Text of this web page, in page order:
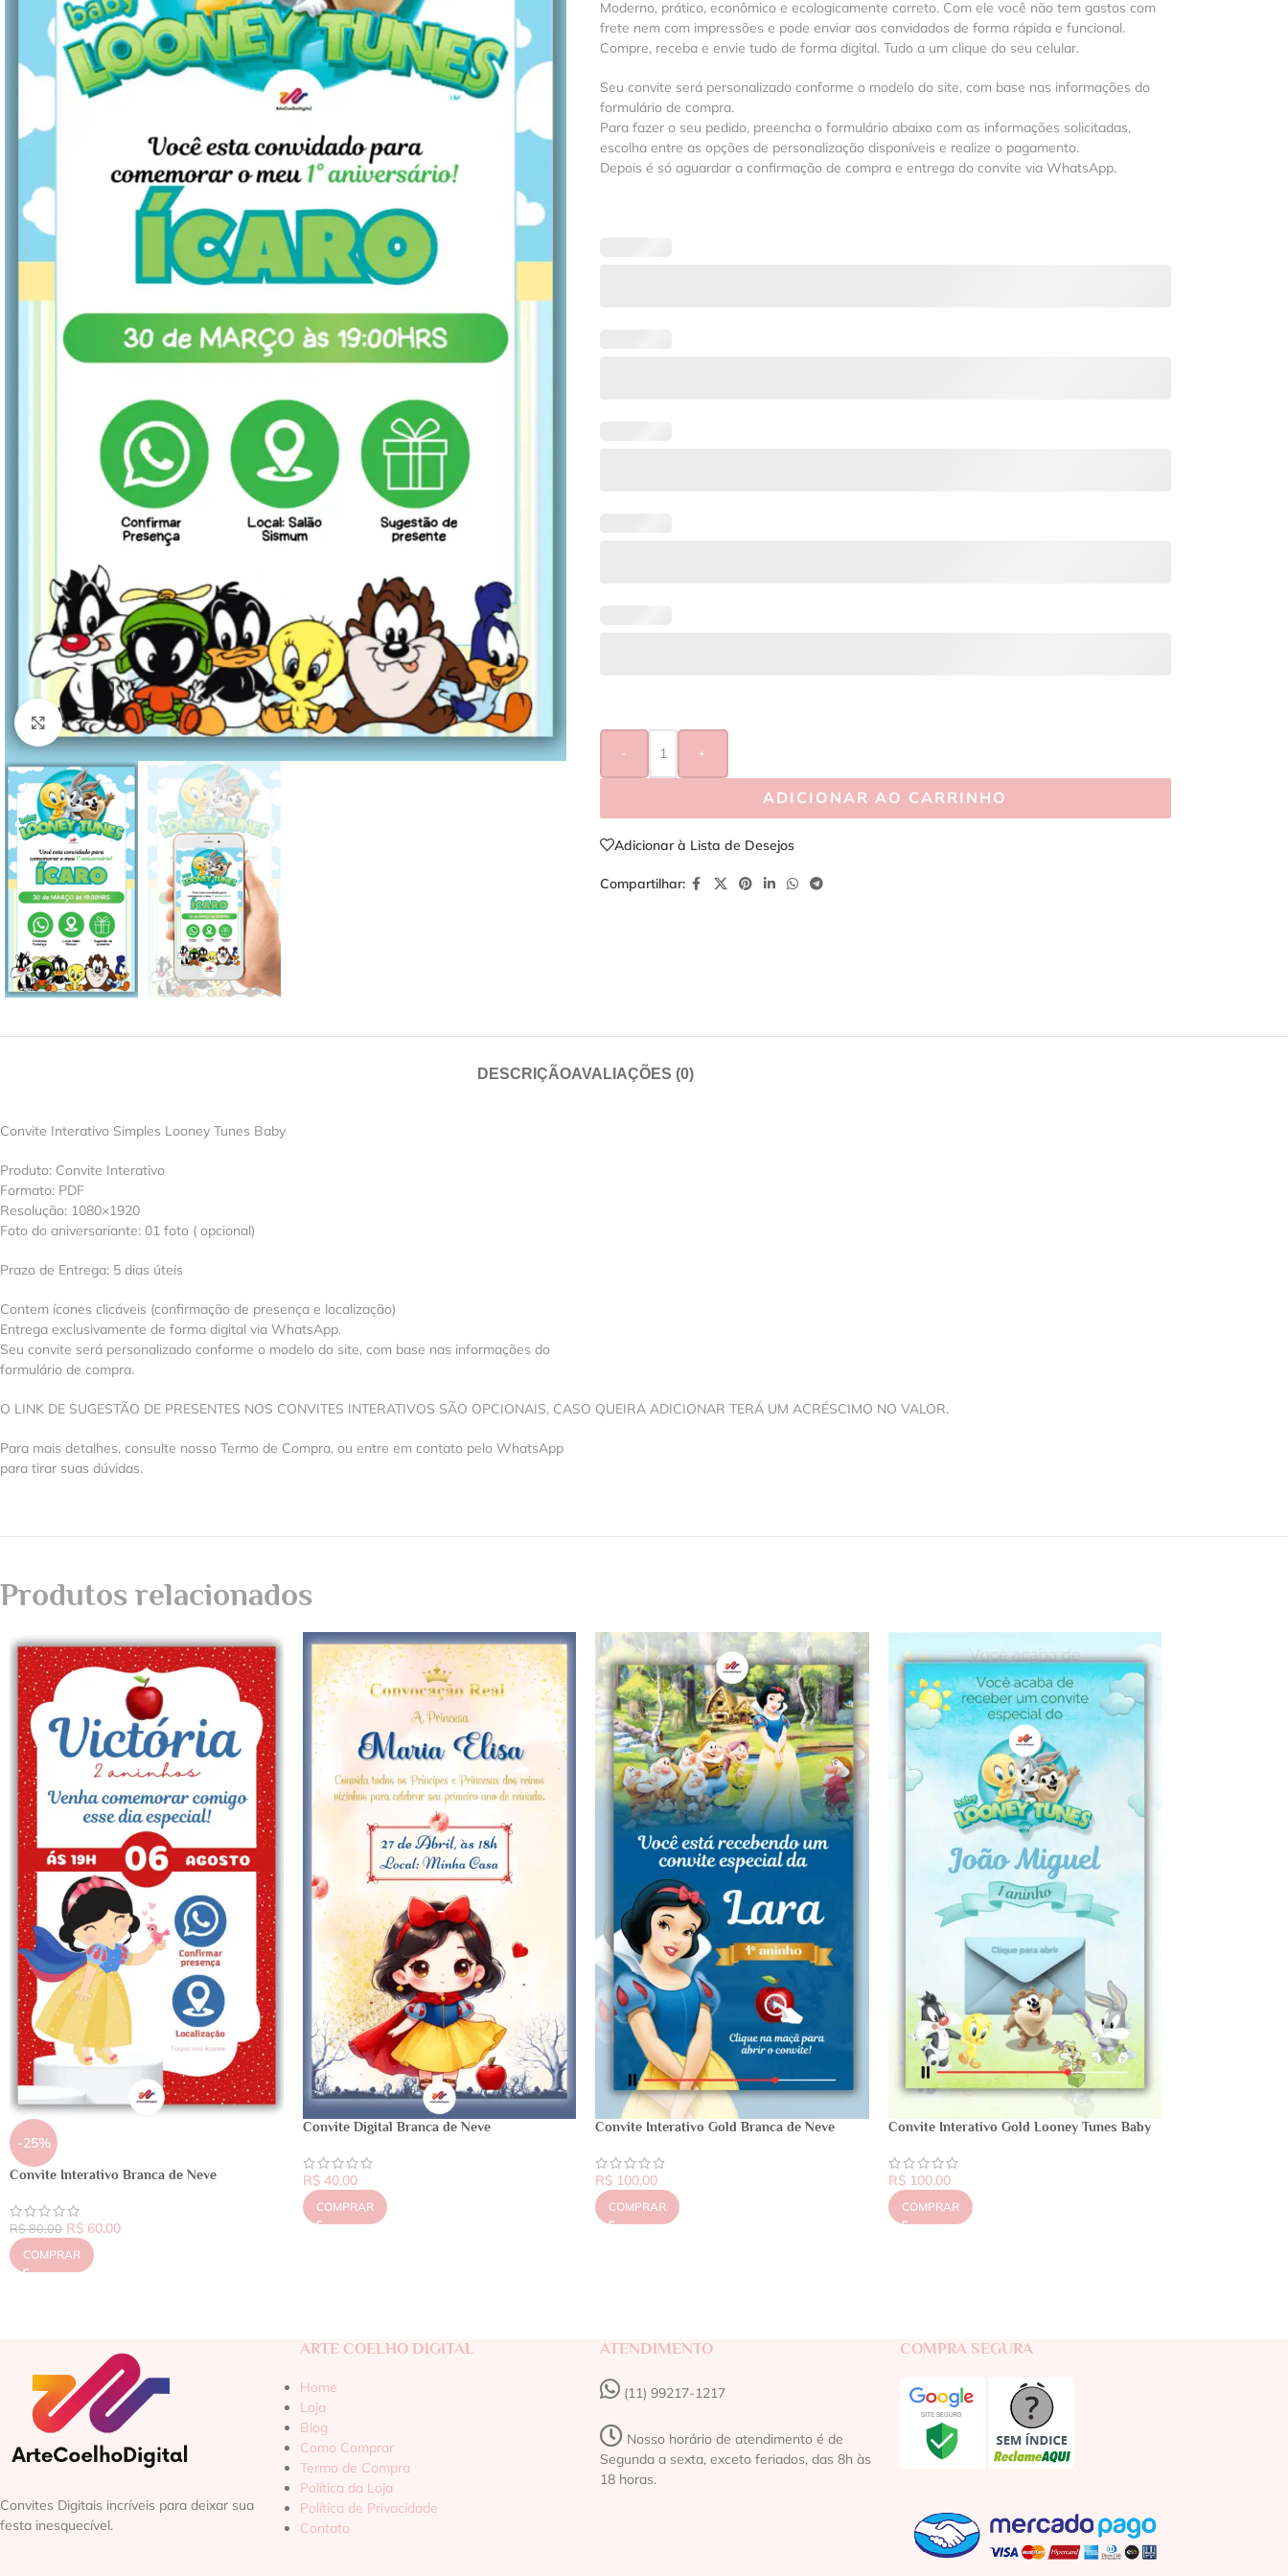
Clique para ampliar
Moderno, prático, econômico e ecologicamente correto. Com ele você não tem gastos com
frete nem com impressões e pode enviar aos convidados de forma rápida e funcional.
Compre, receba e envie tudo de forma digital. Tudo a um clique do seu celular.
Seu convite será personalizado conforme o modelo do site, com base nas informações do
formulário de compra.
Para fazer o seu pedido, preencha o formulário abaixo com as informações solicitadas,
escolha entre as opções de personalização disponíveis e realize o pagamento.
Depois é só aguardar a confirmação de compra e entrega do convite via WhatsApp.
- +
ADICIONAR AO CARRINHO
Adicionar à Lista de Desejos
Compartilhar:
DESCRIÇÃOAVALIAÇÕES (0)
Convite Interativo Simples Looney Tunes Baby
Produto: Convite Interativo
Formato: PDF
Resolução: 1080×1920
Foto do aniversariante: 01 foto ( opcional)
Prazo de Entrega: 5 dias úteis
Contem ícones clicáveis (confirmação de presença e localização)
Entrega exclusivamente de forma digital via WhatsApp.
Seu convite será personalizado conforme o modelo do site, com base nas informações do
formulário de compra.
O LINK DE SUGESTÃO DE PRESENTES NOS CONVITES INTERATIVOS SÃO OPCIONAIS, CASO QUEIRA ADICIONAR TERÁ UM ACRÉSCIMO NO VALOR.
Para mais detalhes, consulte nosso Termo de Compra, ou entre em contato pelo WhatsApp
para tirar suas dúvidas.
Produtos relacionados
-25%
Convite Interativo Branca de Neve
R$80,00 R$ 60,00
COMPRAR
Convite Digital Branca de Neve
R$40,00
COMPRAR
Convite Interativo Gold Branca de Neve
R$ 100,00
COMPRAR
Convite Interativo Gold Looney Tunes Baby
R$100,00
COMPRAR
Convites Digitais incríveis para deixar sua
festa inesquecível.
ARTE COELHO DIGITAL
Home
Loja
Blog
Como Comprar
Termo de Compra
Política da Loja
Política de Privacidade
Contato
ATENDIMENTO
(11) 99217-1217‬
Nosso horário de atendimento é de
Segunda a sexta, exceto feriados, das 8h às
18 horas.
COMPRA SEGURA